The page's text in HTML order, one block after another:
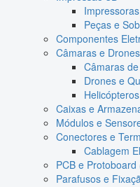
Peças e
Componentes
Câmaras e Drones
Câmaras
Drones e
Caixas e
Módulos e
Conectores e
Cablagem
PCB e Protoboard
Parafusos e